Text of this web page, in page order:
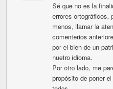
Sé que no es la
errores ortográficos,
menos, llamar la
comenterios
por el bien de un
nuetro idioma.
Por otro lado, me
propósito de poner